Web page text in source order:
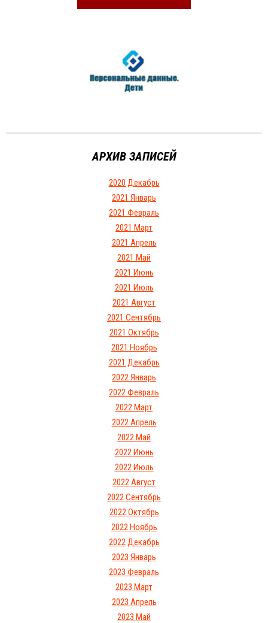
АРХИВ ЗАПИСЕЙ
2020 Декабрь
2021 Январь
2021 Февраль
2021 Март
2021 Апрель
2021 Май
2021 Июнь
2021 Июль
2021 Август
2021 Сентябрь
2021 Октябрь
2021 Ноябрь
2021 Декабрь
2022 Январь
2022 Февраль
2022 Март
2022 Апрель
2022 Май
2022 Июнь
2022 Июль
2022 Август
2022 Сентябрь
2022 Октябрь
2022 Ноябрь
2022 Декабрь
2023 Январь
2023 Февраль
2023 Март
2023 Апрель
2023 Май